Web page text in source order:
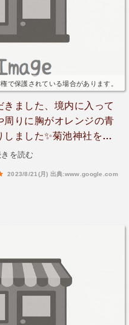
で保護されている場合があります。
ました、境内に入って
周りに胸がオレンジの青
ました✨菊池神社を愛
っと手を合わせました。
を読む
2023/8/21(月) 出典:www.google.com